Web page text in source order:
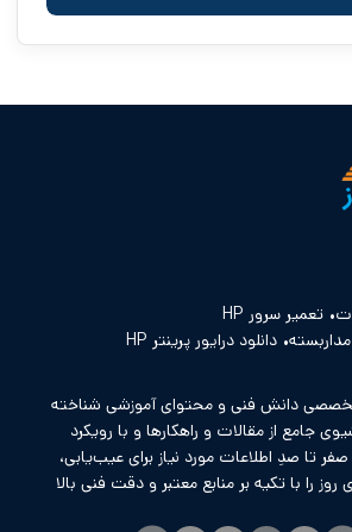
تعمیر سرور HP
دانلود درایور پرینتر HP
تخصصی دانش فنی و محتوای آموزشی شناخته
جامع از مقالات و راهکارها و با رویکرد
تا صدِ اطلاعات مورد نیاز برای عیب‌یابی،
را با تکیه بر منابع معتبر و دقت فنی بالا